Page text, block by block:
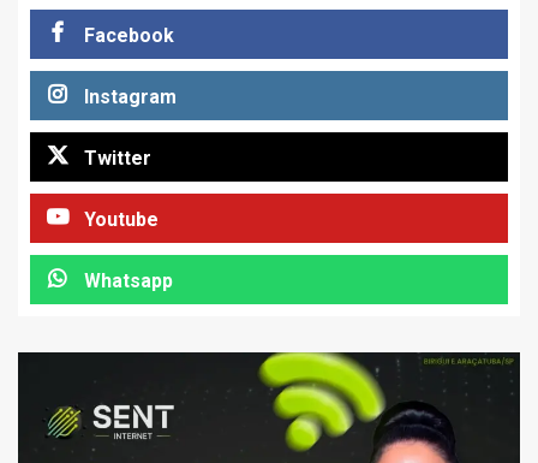
Facebook
Instagram
Twitter
Youtube
Whatsapp